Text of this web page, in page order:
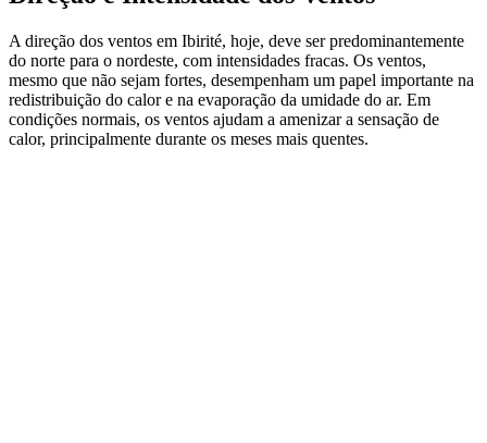
A direção dos ventos em Ibirité, hoje, deve ser predominantemente
do norte para o nordeste, com intensidades fracas. Os ventos,
mesmo que não sejam fortes, desempenham um papel importante na
redistribuição do calor e na evaporação da umidade do ar. Em
condições normais, os ventos ajudam a amenizar a sensação de
calor, principalmente durante os meses mais quentes.